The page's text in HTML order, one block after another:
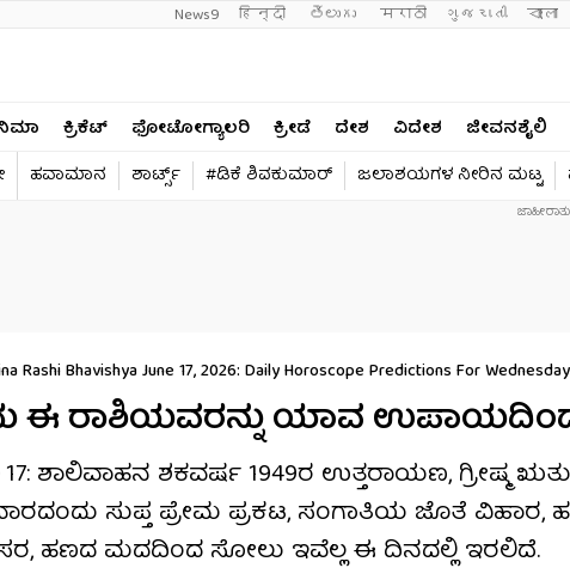
News9 हिन्दी తెలుగు मराठी ગુજરાતી বাংলা
ಕ್ರಿಕೆಟ್​ ಫೋಟೋಗ್ಯಾಲರಿ ಕ್ರೀಡೆ ದೇಶ ವಿದೇಶ ಜೀವನಶೈಲಿ
ಹವಾಮಾನ ಶಾರ್ಟ್ಸ್​ #ಡಿಕೆ ಶಿವಕುಮಾರ್​ ಜಲಾಶಯಗಳ ನೀರಿನ ಮಟ್ಟ
Rashi Bhavishya June 17, 2026: Daily Horoscope Predictions For Wednesday
ಈ ರಾಶಿಯವರನ್ನು ಯಾವ
17: ಶಾಲಿವಾಹನ ಶಕವರ್ಷ 1949ರ ಉತ್ತರಾಯಣ, ಗ್ರೀಷ್ಮ
ಸುಪ್ತ ಪ್ರೇಮ ಪ್ರಕಟ, ಸಂಗಾತಿಯ ಜೊತೆ ವಿಹಾರ,
ಹಣದ ಮದದಿಂದ ಸೋಲು ಇವೆಲ್ಲ ಈ ದಿನದಲ್ಲಿ ಇರಲಿದೆ.